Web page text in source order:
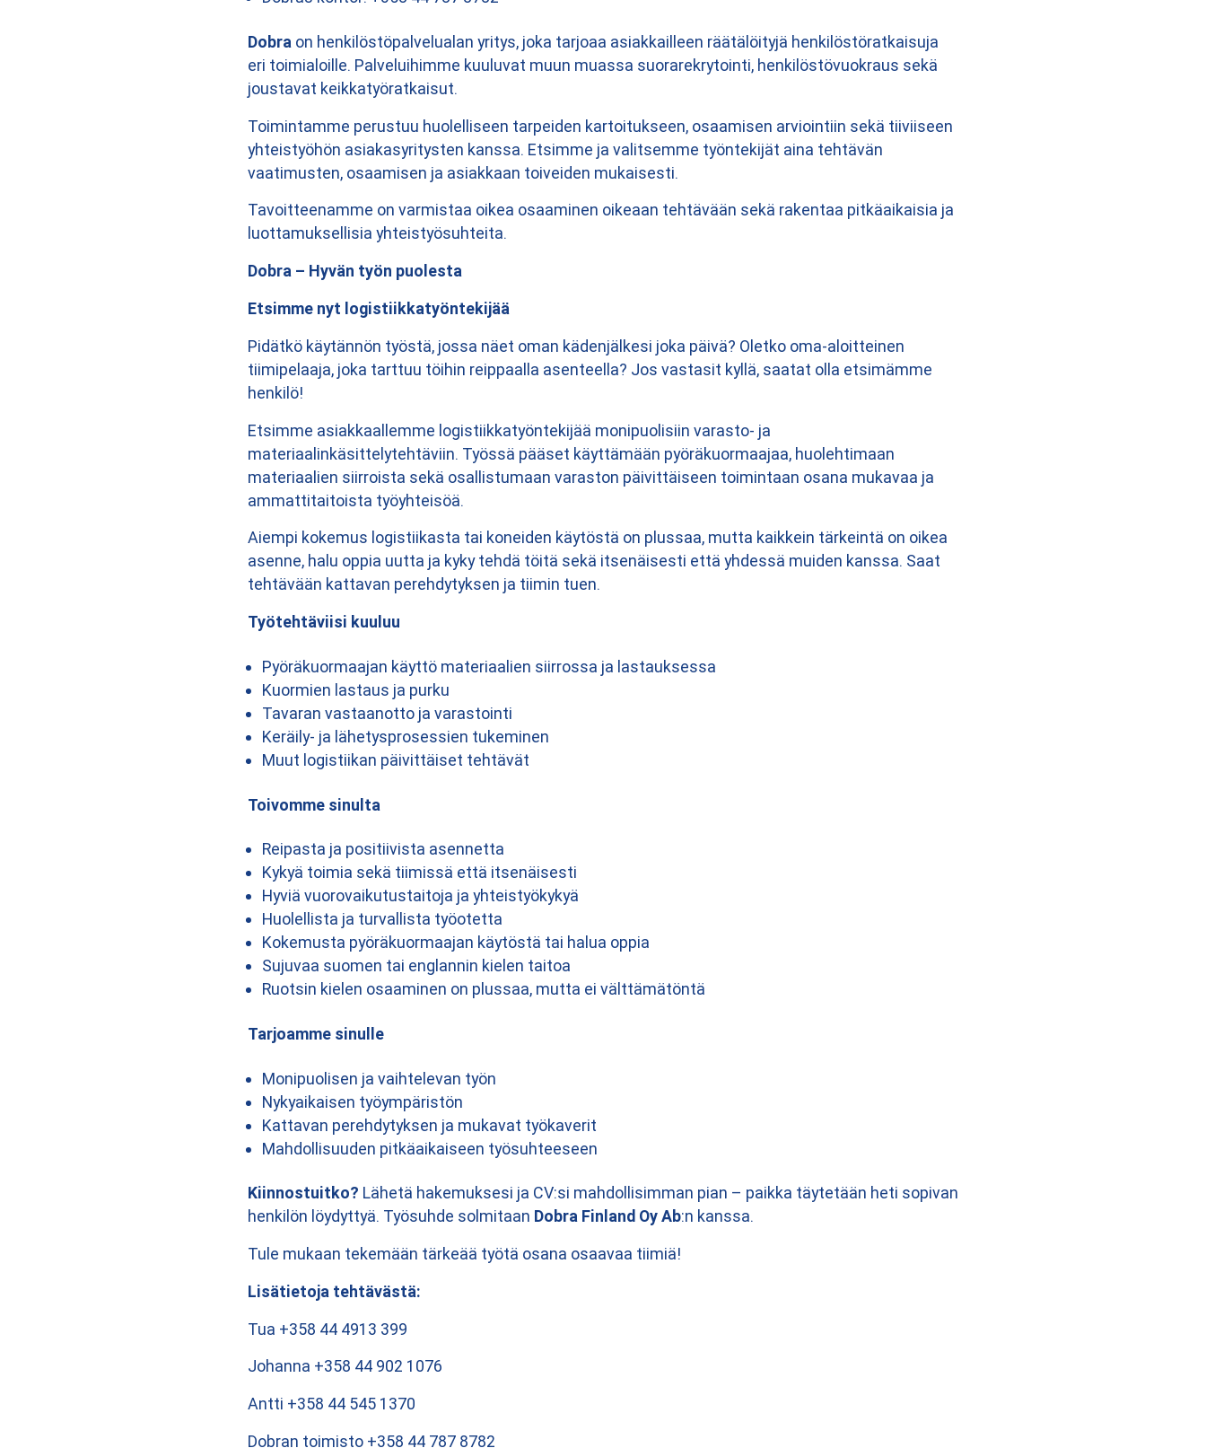
Dobra on henkilöstöpalvelualan yritys, joka tarjoaa asiakkailleen räätälöityjä henkilöstöratkaisuja
eri toimialoille. Palveluihimme kuuluvat muun muassa suorarekrytointi, henkilöstövuokraus sekä
joustavat keikkatyöratkaisut.
Toimintamme perustuu huolelliseen tarpeiden kartoitukseen, osaamisen arviointiin sekä tiiviiseen
yhteistyöhön asiakasyritysten kanssa. Etsimme ja valitsemme työntekijät aina tehtävän
vaatimusten, osaamisen ja asiakkaan toiveiden mukaisesti.
Tavoitteenamme on varmistaa oikea osaaminen oikeaan tehtävään sekä rakentaa pitkäaikaisia ja
luottamuksellisia yhteistyösuhteita.
Dobra – Hyvän työn puolesta
Etsimme nyt logistiikkatyöntekijää
Pidätkö käytännön työstä, jossa näet oman kädenjälkesi joka päivä? Oletko oma-aloitteinen
tiimipelaaja, joka tarttuu töihin reippaalla asenteella? Jos vastasit kyllä, saatat olla etsimämme
henkilö!
Etsimme asiakkaallemme logistiikkatyöntekijää monipuolisiin varasto- ja
materiaalinkäsittelytehtäviin. Työssä pääset käyttämään pyöräkuormaajaa, huolehtimaan
materiaalien siirroista sekä osallistumaan varaston päivittäiseen toimintaan osana mukavaa ja
ammattitaitoista työyhteisöä.
Aiempi kokemus logistiikasta tai koneiden käytöstä on plussaa, mutta kaikkein tärkeintä on oikea
asenne, halu oppia uutta ja kyky tehdä töitä sekä itsenäisesti että yhdessä muiden kanssa. Saat
tehtävään kattavan perehdytyksen ja tiimin tuen.
Työtehtäviisi kuuluu
Pyöräkuormaajan käyttö materiaalien siirrossa ja lastauksessa
Kuormien lastaus ja purku
Tavaran vastaanotto ja varastointi
Keräily- ja lähetysprosessien tukeminen
Muut logistiikan päivittäiset tehtävät
Toivomme sinulta
Reipasta ja positiivista asennetta
Kykyä toimia sekä tiimissä että itsenäisesti
Hyviä vuorovaikutustaitoja ja yhteistyökykyä
Huolellista ja turvallista työotetta
Kokemusta pyöräkuormaajan käytöstä tai halua oppia
Sujuvaa suomen tai englannin kielen taitoa
Ruotsin kielen osaaminen on plussaa, mutta ei välttämätöntä
Tarjoamme sinulle
Monipuolisen ja vaihtelevan työn
Nykyaikaisen työympäristön
Kattavan perehdytyksen ja mukavat työkaverit
Mahdollisuuden pitkäaikaiseen työsuhteeseen
Kiinnostuitko? Lähetä hakemuksesi ja CV:si mahdollisimman pian – paikka täytetään heti sopivan
henkilön löydyttyä. Työsuhde solmitaan Dobra Finland Oy Ab:n kanssa.
Tule mukaan tekemään tärkeää työtä osana osaavaa tiimiä!
Lisätietoja tehtävästä:
Tua +358 44 4913 399
Johanna +358 44 902 1076
Antti +358 44 545 1370
Dobran toimisto +358 44 787 8782